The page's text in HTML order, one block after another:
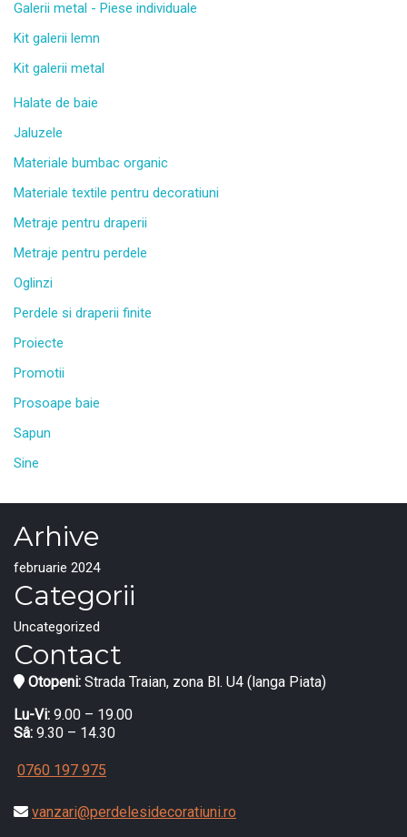
Galerii metal - Piese individuale
Kit galerii lemn
Kit galerii metal
Halate de baie
Jaluzele
Materiale bumbac organic
Materiale textile pentru decoratiuni
Metraje pentru draperii
Metraje pentru perdele
Oglinzi
Perdele si draperii finite
Proiecte
Promotii
Prosoape baie
Sapun
Sine
Arhive
februarie 2024
Categorii
Uncategorized
Contact
Otopeni: Strada Traian, zona Bl. U4 (langa Piata)
Lu-Vi: 9.00 – 19.00
Sâ: 9.30 – 14.30
0760 197 975
vanzari@perdelesidecoratiuni.ro